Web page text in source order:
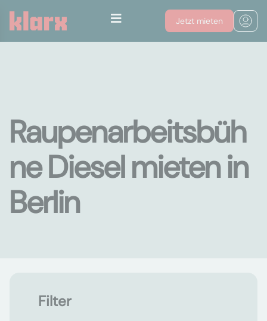
Jetzt mieten
Raupenarbeitsbüh
ne Diesel mieten in
Berlin
Filter